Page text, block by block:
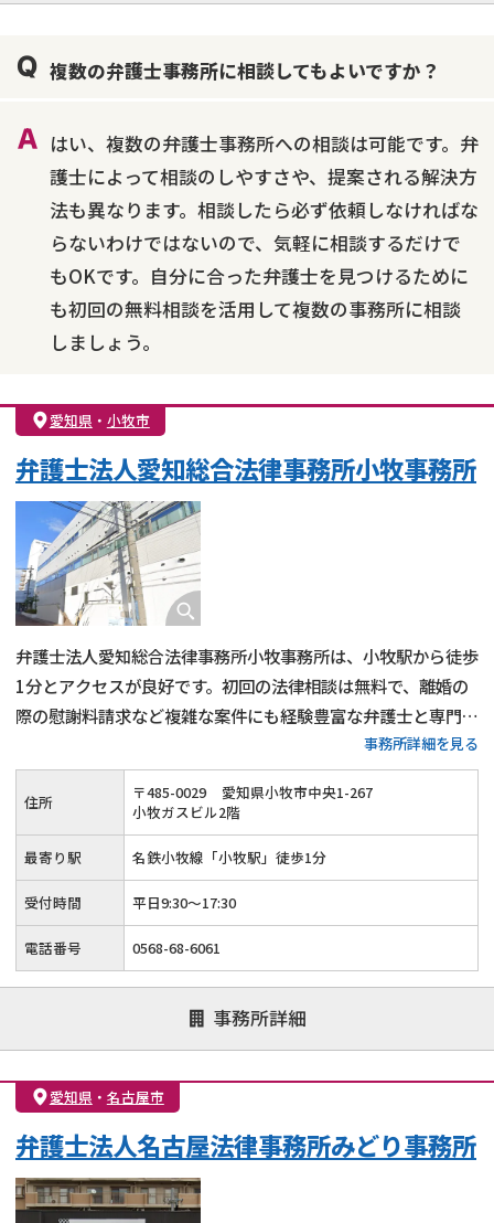
複数の弁護士事務所に相談してもよいですか？
はい、複数の弁護士事務所への相談は可能です。弁
護士によって相談のしやすさや、提案される解決方
法も異なります。相談したら必ず依頼しなければな
らないわけではないので、気軽に相談するだけで
もOKです。自分に合った弁護士を見つけるために
も初回の無料相談を活用して複数の事務所に相談
しましょう。
愛知県 ・ 小牧市
弁護士法人愛知総合法律事務所小牧事務所
弁護士法人愛知総合法律事務所小牧事務所は、小牧駅から徒歩
1分とアクセスが良好です。初回の法律相談は無料で、離婚の
際の慰謝料請求など複雑な案件にも経験豊富な弁護士と専門ス
タッフが丁寧に対応します。電話やオンラインでの相談も可能
で、対面に不安がある方でも気軽に相談できる環境が整ってい
ます。
事務所詳細を見る
住所 〒485-0029
愛知県小牧市中央1-267
小牧ガスビル2階
最寄り駅 名鉄小牧線「小牧駅」徒歩1分
受付時間 平日9:30～17:30
電話番号 0568-68-6061
事務所詳細
愛知県 ・ 名古屋市
弁護士法人名古屋法律事務所みどり事務所